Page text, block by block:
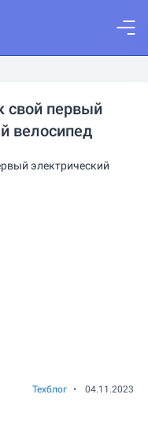
свой первый
велосипед
Техблог • 04.11.2023